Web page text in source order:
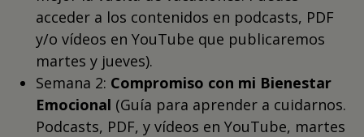
acceder a los contenidos en podcasts, PDF
y/o vídeos en YouTube que publicaremos
martes y jueves).
Semana 2: Compromiso con mi Bienestar
Emocional (Guía para aprender a cuidarnos.
Podcasts, PDF, y vídeos en YouTube, martes